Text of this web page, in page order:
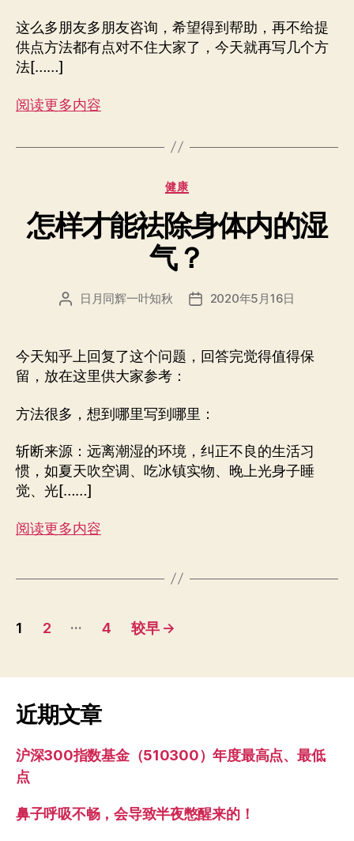
这么多朋友多朋友咨询，希望得到帮助，再不给提
供点方法都有点对不住大家了，今天就再写几个方
法[……]
阅读更多内容
分
健康
怎样才能祛除身体内的湿
气？
文
者
日月同辉一叶知秋
发
期
2020年5月16日
今天知乎上回复了这个问题，回答完觉得值得保
留，放在这里供大家参考：
方法很多，想到哪里写到哪里：
斩断来源：远离潮湿的环境，纠正不良的生活习
惯，如夏天吹空调、吃冰镇实物、晚上光身子睡
觉、光[……]
阅读更多内容
文
分
页
1 2 … 4 较早 →
近期文章
沪深300指数基金（510300）年度最高点、最低
点
鼻子呼吸不畅，会导致半夜憋醒来的！